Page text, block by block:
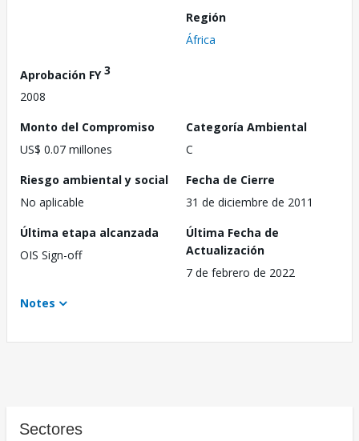
Región
África
Aprobación FY3
2008
Monto del Compromiso
US$ 0.07 millones
Categoría Ambiental
C
Riesgo ambiental y social
No aplicable
Fecha de Cierre
31 de diciembre de 2011
Última etapa alcanzada
OIS Sign-off
Última Fecha de
Actualización
7 de febrero de 2022
Notes
Sectores